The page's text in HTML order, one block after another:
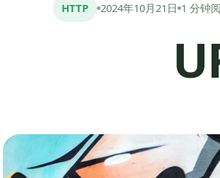
HTTP 2024年10月21日 1 分钟